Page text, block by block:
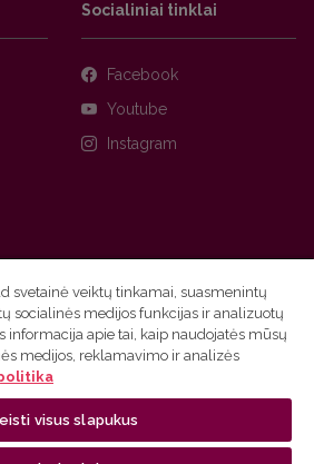
Socialiniai tinklai
Facebook
Youtube
Instagram
Tinklalapio administratorius
svetainė veiktų tinkamai, suasmenintų
socialinės medijos funkcijas ir analizuotų
informacija apie tai, kaip naudojatės mūsų
medijos, reklamavimo ir analizės
visus slapukus